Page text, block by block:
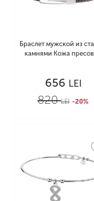
Браслет мужской из
камнями Кожа
656 LEI
820LEI -20%